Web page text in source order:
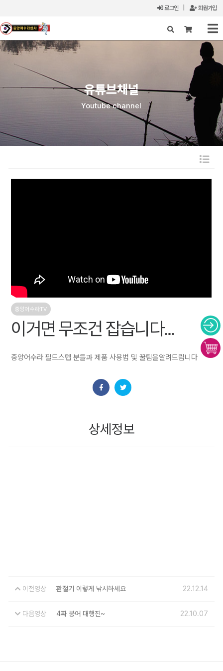
로그인 회원가입
X
유튜브채널
Youtube channel
중앙어수라TV
이거면 무조건 잡습니다...
중앙어수라 필드스텝 분들과 제품 사용법 및 꿀팁을알려드립니다
상세정보
이전영상 환절기 이렇게 낚시하세요 22.12.14
다음영상 4짜 붕어 대행진~ 22.10.07